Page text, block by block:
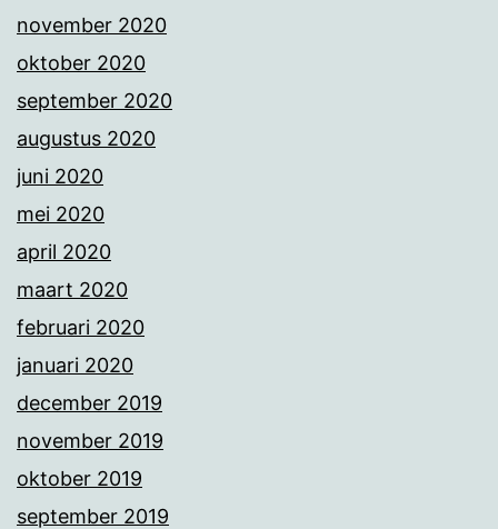
november 2020
oktober 2020
september 2020
augustus 2020
juni 2020
mei 2020
april 2020
maart 2020
februari 2020
januari 2020
december 2019
november 2019
oktober 2019
september 2019